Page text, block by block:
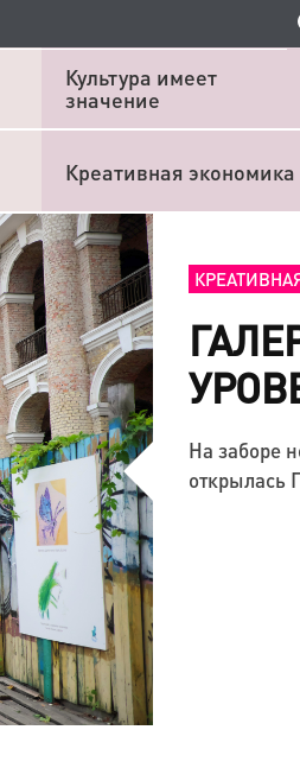
Культура имеет
значение
Креативная экономика
На заборе
открылась